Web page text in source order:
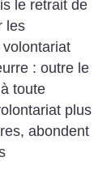
le retrait de
les
: outre le
toute
plus
abondent